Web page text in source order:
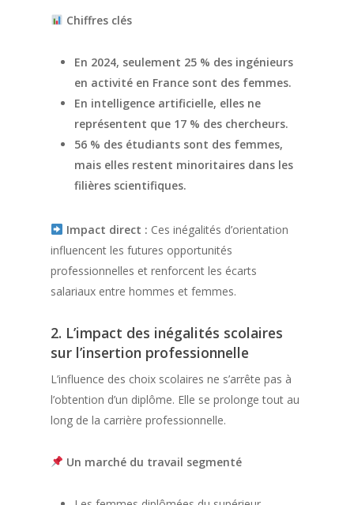
Chiffres clés
En 2024, seulement 25 % des ingénieurs
en activité en France sont des femmes.
En intelligence artificielle, elles ne
représentent que 17 % des chercheurs.
56 % des étudiants sont des femmes,
mais elles restent minoritaires dans les
filières scientifiques.
Impact direct : Ces inégalités d’orientation
influencent les futures opportunités
professionnelles et renforcent les écarts
salariaux entre hommes et femmes.
2. L’impact des inégalités scolaires
sur l’insertion professionnelle
L’influence des choix scolaires ne s’arrête pas à
l’obtention d’un diplôme. Elle se prolonge tout au
long de la carrière professionnelle.
Un marché du travail segmenté